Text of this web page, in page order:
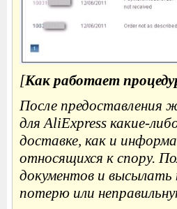
[Как работает
После предоставления
для AliExpress какие-
доставке, как и
относящихся к спору.
документов и
потерю или